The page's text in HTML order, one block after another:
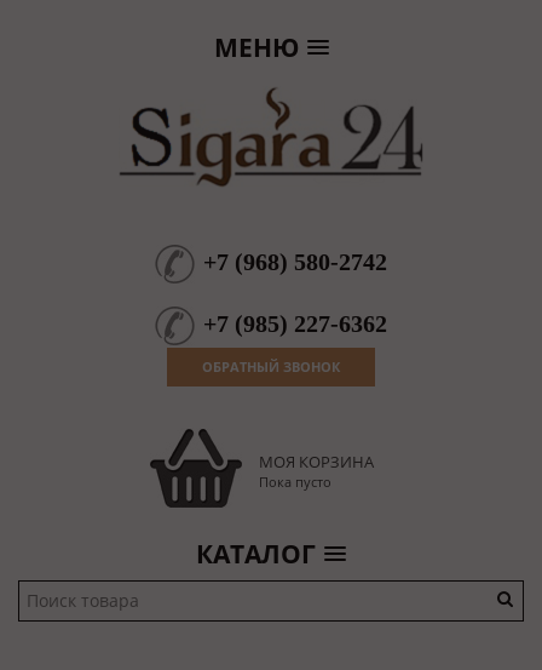
МЕНЮ
+7 (968) 580-2742
+7 (985) 227-6362
ОБРАТНЫЙ ЗВОНОК
МОЯ КОРЗИНА
Пока пусто
КАТАЛОГ